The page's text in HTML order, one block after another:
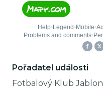
Pořadatel události
Fotbalový Klub